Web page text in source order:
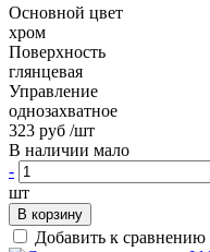
Основной цвет
хром
Поверхность
глянцевая
Управление
однозахватное
323 руб /шт
В наличии мало
-
шт
В корзину
Добавить к сравнению